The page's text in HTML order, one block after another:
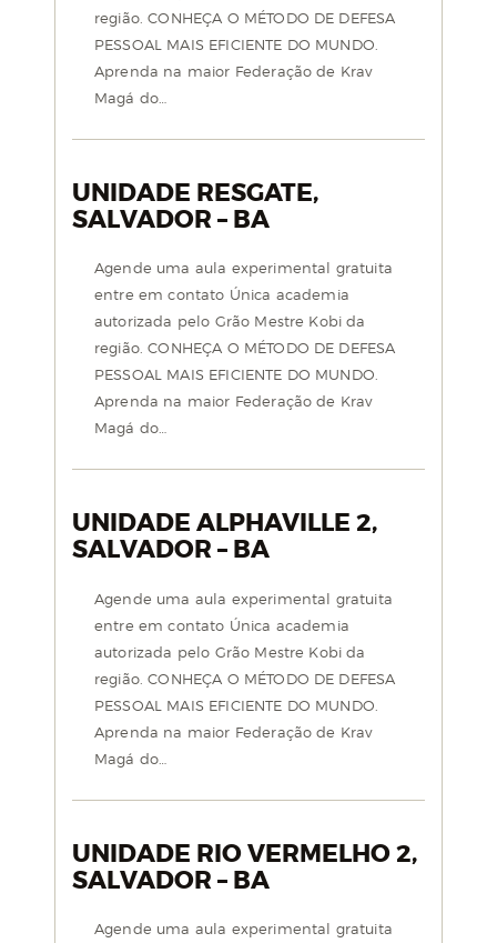
região. CONHEÇA O MÉTODO DE DEFESA
PESSOAL MAIS EFICIENTE DO MUNDO.
Aprenda na maior Federação de Krav
Magá do…
UNIDADE RESGATE,
SALVADOR – BA
Agende uma aula experimental gratuita
entre em contato Única academia
autorizada pelo Grão Mestre Kobi da
região. CONHEÇA O MÉTODO DE DEFESA
PESSOAL MAIS EFICIENTE DO MUNDO.
Aprenda na maior Federação de Krav
Magá do…
UNIDADE ALPHAVILLE 2,
SALVADOR – BA
Agende uma aula experimental gratuita
entre em contato Única academia
autorizada pelo Grão Mestre Kobi da
região. CONHEÇA O MÉTODO DE DEFESA
PESSOAL MAIS EFICIENTE DO MUNDO.
Aprenda na maior Federação de Krav
Magá do…
UNIDADE RIO VERMELHO 2,
SALVADOR – BA
Agende uma aula experimental gratuita